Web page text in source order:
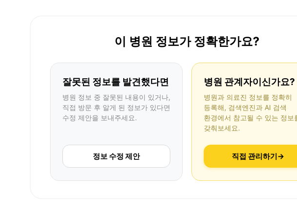
이 병원 정보가 정확한가요?
잘못된 정보를 발견했다면
병원 정보 중 잘못된 내용이 있거나,
직접 방문 후 알게 된 정보가 있다면
수정 제안을 보내주세요.
정보 수정 제안
병원 관계자이신가요?
병원과 의료진 정보를 정확히
등록해, 검색엔진과 AI 검색
환경에서 참고될 수 있는 정보
갖춰보세요.
직접 관리하기→